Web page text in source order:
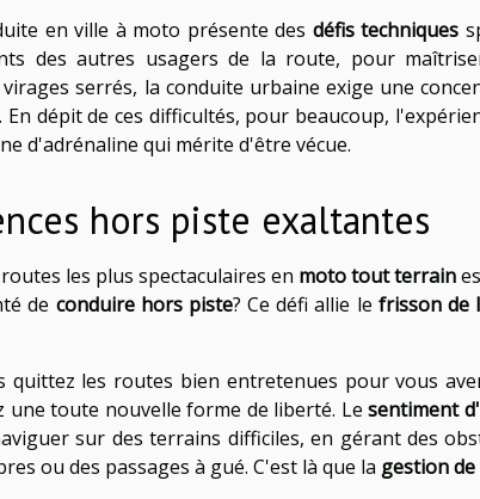
en ville à moto présente des défis techniques
des autres usagers de la route, pour
serrés, la conduite urbaine exige une
En dépit de ces difficultés, pour beaucoup,
d'adrénaline qui mérite d'être vécue.
hors piste exaltantes
les plus spectaculaires en moto tout terrain
de conduire hors piste? Ce défi allie le frisson de
quittez les routes bien entretenues pour vous
une toute nouvelle forme de liberté. Lesentiment
sur des terrains difficiles, en gérant des
ou des passages à gué. C'est là que la gestion